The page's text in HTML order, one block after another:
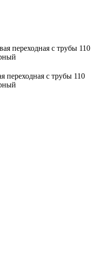
переходная с трубы 110
переходная с трубы 110